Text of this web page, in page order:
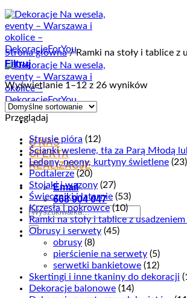
Przewiń
do
zawartości
O NAS
OFERTA
REALIZACJE
Email
668 904 047
Szukaj:
Strona główna /Ramki na stoły i tablice z
Filtruj
Wyświetlanie 1–12 z 26 wyników
Przeglądaj
Strusie pióra (12)
Ścianki weslene, tła za Parą Młodą
Ledony, neony, kurtyny świetlene (23)
Podtalerze (20)
Stojaki i wazony (27)
Świeczniki i latarnie (53)
Krzesła i pokrowce (10)
Ramki na stoły i tablice z usadzeniem
Obrusy i serwety (45)
obrusy (8)
pierścienie na serwety (5)
serwetki bankietowe (12)
Skertingi i inne tkaniny do dekoracji
Dekoracje balonowe (14)